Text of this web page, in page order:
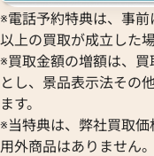
※電話予約特典は、事
以上の買取が成立した
※買取金額の増額は、
とし、景品表示法その
ます。
※当特典は、弊社買取
用外商品はありません。